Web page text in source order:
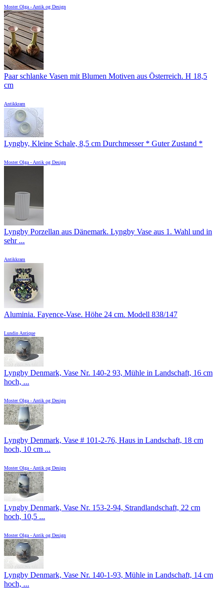
Moster Olga - Antik og Design
Paar schlanke Vasen mit Blumen Motiven aus Österreich. H 18,5
cm
Antikkram
Lyngby, Kleine Schale, 8,5 cm Durchmesser * Guter Zustand *
Moster Olga - Antik og Design
Lyngby Porzellan aus Dänemark. Lyngby Vase aus 1. Wahl und in
sehr ...
Antikkram
Aluminia. Fayence-Vase. Höhe 24 cm. Modell 838/147
Lundin Antique
Lyngby Denmark, Vase Nr. 140-2 93, Mühle in Landschaft, 16 cm
hoch, ...
Moster Olga - Antik og Design
Lyngby Denmark, Vase # 101-2-76, Haus in Landschaft, 18 cm
hoch, 10 cm ...
Moster Olga - Antik og Design
Lyngby Denmark, Vase Nr. 153-2-94, Strandlandschaft, 22 cm
hoch, 10,5 ...
Moster Olga - Antik og Design
Lyngby Denmark, Vase Nr. 140-1-93, Mühle in Landschaft, 14 cm
hoch, ...